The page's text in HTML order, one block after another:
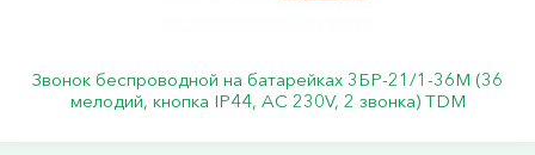
Звонок беспроводной на батарейках 3БР-21/1-36М (36
мелодий, кнопка IP44, AC 230V, 2 звонка) TDM